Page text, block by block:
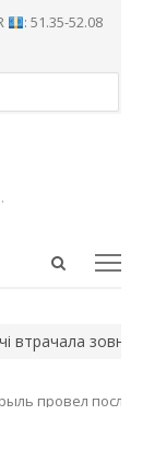
: 51.35-52.08
Open
провел